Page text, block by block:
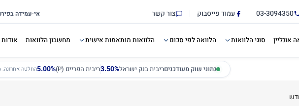
03-3094350 עמוד פייסבוק צור קשר
אונליין סוגי הלוואות הלוואה לפי סכום הלוואות מותאמות אישית מחשבון הלוואות אודות
נתוני שוק מעודכניםריבית בנק ישראל3.50%ריבית הפריים (P) 5.00%החלטה אחרונה: 12.07.2026